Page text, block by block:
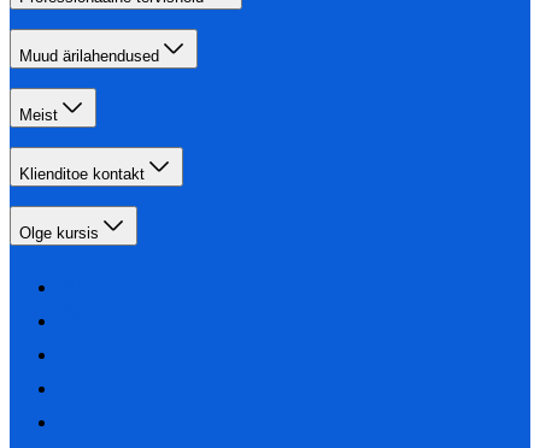
Muud ärilahendused
Meist
Klienditoe kontakt
Olge kursis